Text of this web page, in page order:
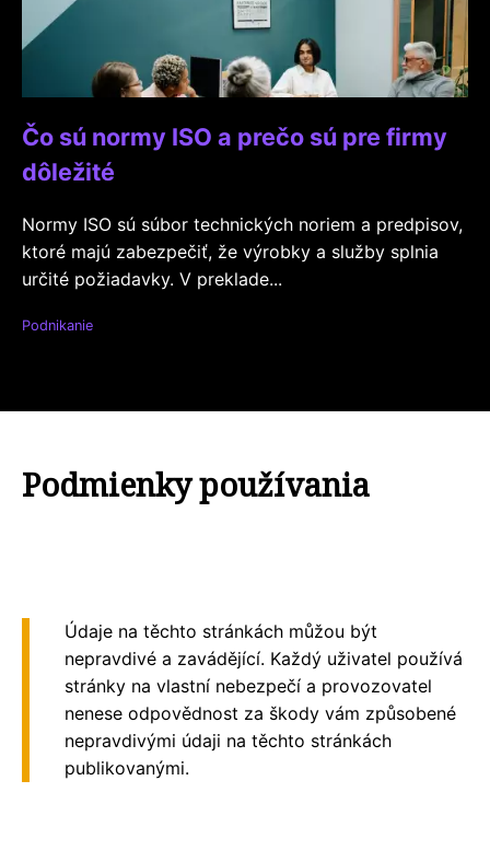
Čo sú normy ISO a prečo sú pre firmy
dôležité
Normy ISO sú súbor technických noriem a predpisov,
ktoré majú zabezpečiť, že výrobky a služby splnia
určité požiadavky. V preklade...
Podnikanie
Podmienky používania
Údaje na těchto stránkách můžou být
nepravdivé a zavádějící. Každý uživatel používá
stránky na vlastní nebezpečí a provozovatel
nenese odpovědnost za škody vám způsobené
nepravdivými údaji na těchto stránkách
publikovanými.